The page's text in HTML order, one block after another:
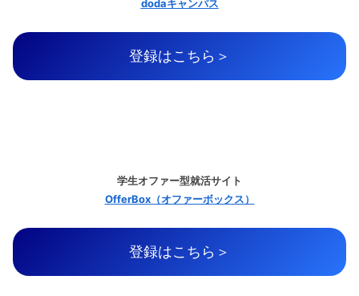
dodaキャンパス
登録はこちら＞
学生オファー型就活サイト
OfferBox（オファーボックス）
登録はこちら＞